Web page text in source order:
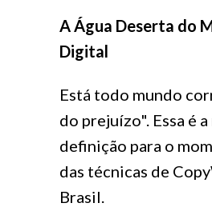
A Água Deserta do
Digital
Está todo mundo
do prejuízo". Essa é
definição para o
das técnicas de
Brasil.